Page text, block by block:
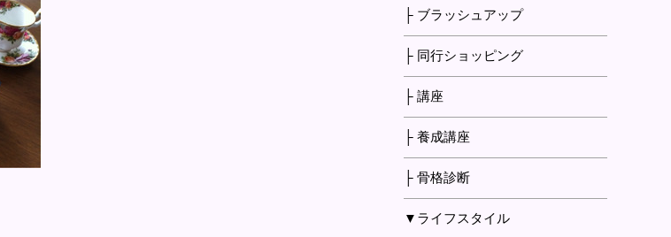
├ ブラッシュアップ
├ 同行ショッピング
├ 講座
├ 養成講座
├ 骨格診断
▼ライフスタイル